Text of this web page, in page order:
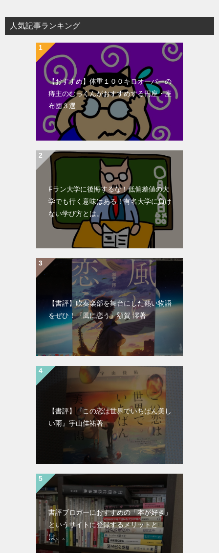
人気記事ランキング
【おすすめ】体重１００キロオーバーの
痔主のむっくんがおすすめする円座・座
布団３選
Fラン大学に後悔するな！低偏差値の大
学でも行く意味はある！有名大学に負け
ない学び方とは。
【書評】吹奏楽部を舞台にした熱い物語
をぜひ！『風に恋う』額賀 澪著
【書評】『この恋は世界でいちばん美し
い雨』宇山佳祐著
書評ブロガーにおすすめの「本が好き」
というサイトに登録するメリットと
は。。